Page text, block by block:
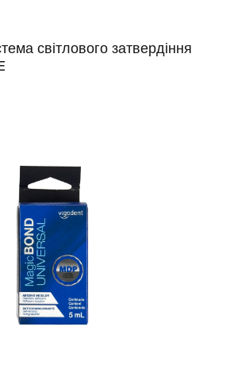
світлового затвердіння